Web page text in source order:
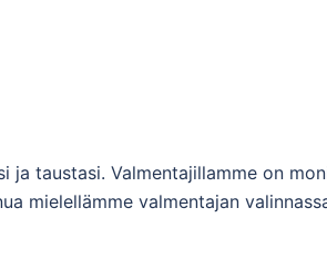
ja taustasi. Valmentajillamme on
mielellämme valmentajan